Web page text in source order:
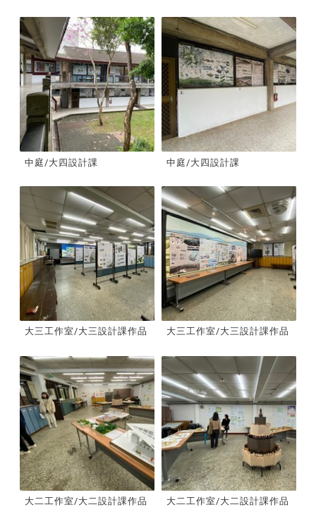
中庭/大四設計課 中庭/大四設計課
大三工作室/大三設計課作品 大三工作室/大三設計課作品
大二工作室/大二設計課作品 大二工作室/大二設計課作品